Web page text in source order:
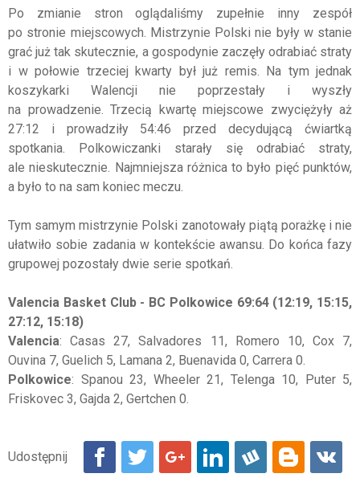
Po zmianie stron oglądaliśmy zupełnie inny zespół
po stronie miejscowych. Mistrzynie Polski nie były w stanie
grać już tak skutecznie, a gospodynie zaczęły odrabiać straty
i w połowie trzeciej kwarty był już remis. Na tym jednak
koszykarki Walencji nie poprzestały i wyszły
na prowadzenie. Trzecią kwartę miejscowe zwyciężyły aż
27:12 i prowadziły 54:46 przed decydującą ćwiartką
spotkania. Polkowiczanki starały się odrabiać straty,
ale nieskutecznie. Najmniejsza różnica to było pięć punktów,
a było to na sam koniec meczu.
Tym samym mistrzynie Polski zanotowały piątą porażkę i nie
ułatwiło sobie zadania w kontekście awansu. Do końca fazy
grupowej pozostały dwie serie spotkań.
Valencia Basket Club - BC Polkowice 69:64 (12:19, 15:15,
27:12, 15:18)
Valencia: Casas 27, Salvadores 11, Romero 10, Cox 7,
Ouvina 7, Guelich 5, Lamana 2, Buenavida 0, Carrera 0.
Polkowice: Spanou 23, Wheeler 21, Telenga 10, Puter 5,
Friskovec 3, Gajda 2, Gertchen 0.